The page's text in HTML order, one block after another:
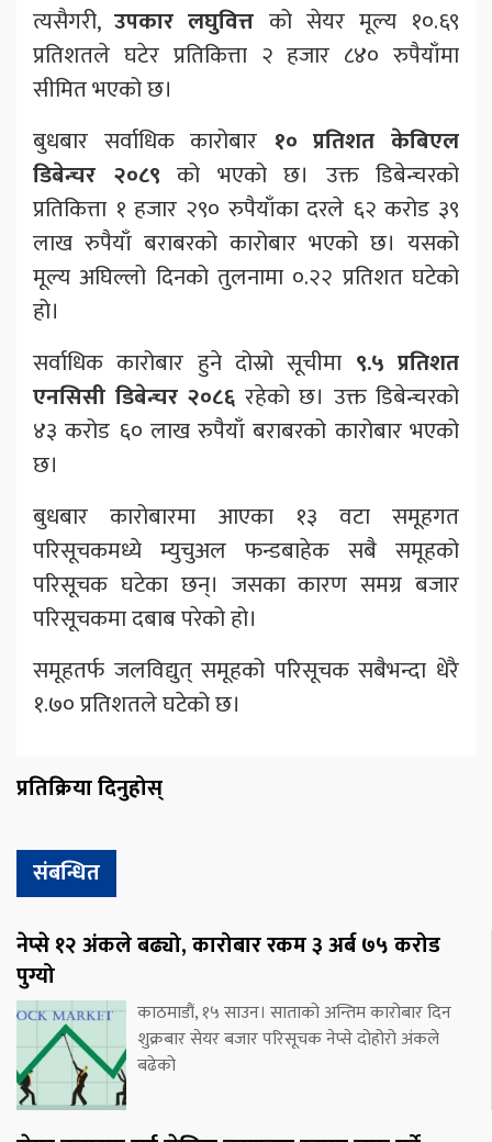
त्यसैगरी,उपकार लघुवित्त को सेयर मूल्य १०.६९
प्रतिशतले घटेर प्रतिकित्ता २ हजार ८४० रुपैयाँमा
सीमित भएको छ।
बुधबार सर्वाधिक कारोबार १० प्रतिशत केबिएल
डिबेन्चर २०८९ को भएको छ। उक्त डिबेन्चरको
प्रतिकित्ता १ हजार २९० रुपैयाँका दरले ६२ करोड ३९
लाख रुपैयाँ बराबरको कारोबार भएको छ। यसको
मूल्य अघिल्लो दिनको तुलनामा ०.२२ प्रतिशत घटेको
हो।
सर्वाधिक कारोबार हुने दोस्रो सूचीमा ९.५ प्रतिशत
एनसिसी डिबेन्चर २०८६ रहेको छ। उक्त डिबेन्चरको
४३ करोड ६० लाख रुपैयाँ बराबरको कारोबार भएको
छ।
बुधबार कारोबारमा आएका १३ वटा समूहगत
परिसूचकमध्ये म्युचुअल फन्डबाहेक सबै समूहको
परिसूचक घटेका छन्। जसका कारण समग्र बजार
परिसूचकमा दबाब परेको हो।
समूहतर्फ जलविद्युत् समूहको परिसूचक सबैभन्दा धेरै
१.७० प्रतिशतले घटेको छ।
प्रतिक्रिया दिनुहोस्
संबन्धित
नेप्से १२ अंकले बढ्यो, कारोबार रकम ३ अर्ब ७५ करोड
पुग्यो
काठमाडौं, १५ साउन। साताको अन्तिम कारोबार दिन
शुक्रबार सेयर बजार परिसूचक नेप्से दोहोरो अंकले
बढेको